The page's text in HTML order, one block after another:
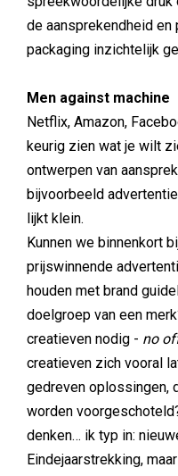
de aansprekendheid en
packaging inzichtelijk
Men against machine
Netflix, Amazon,
keurig zien wat je wilt
ontwerpen van
bijvoorbeeld
lijkt klein.
Kunnen we binnenkort
prijswinnende
houden met brand
doelgroep van een
creatieven nodig - no
creatieven zich vooral
gedreven oplossingen,
worden
denken… ik typ in:
Eindejaarstrekking,